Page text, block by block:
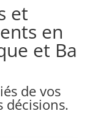
et
en
et Ba
de vos
décisions.